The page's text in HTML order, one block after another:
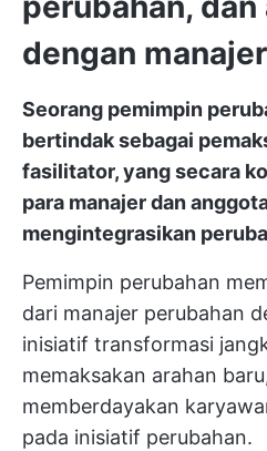
dengan
Seorang pemimpin
bertindak sebagai
fasilitator, yang secara
para manajer dan
mengintegrasikan
Pemimpin perubahan
dari manajer perubahan
inisiatif transformasi
memaksakan arahan
memberdayakan
pada inisiatif perubahan.